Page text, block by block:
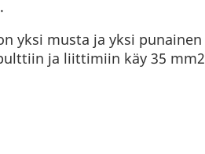
yksi musta ja yksi
ja liittimiin käy 35